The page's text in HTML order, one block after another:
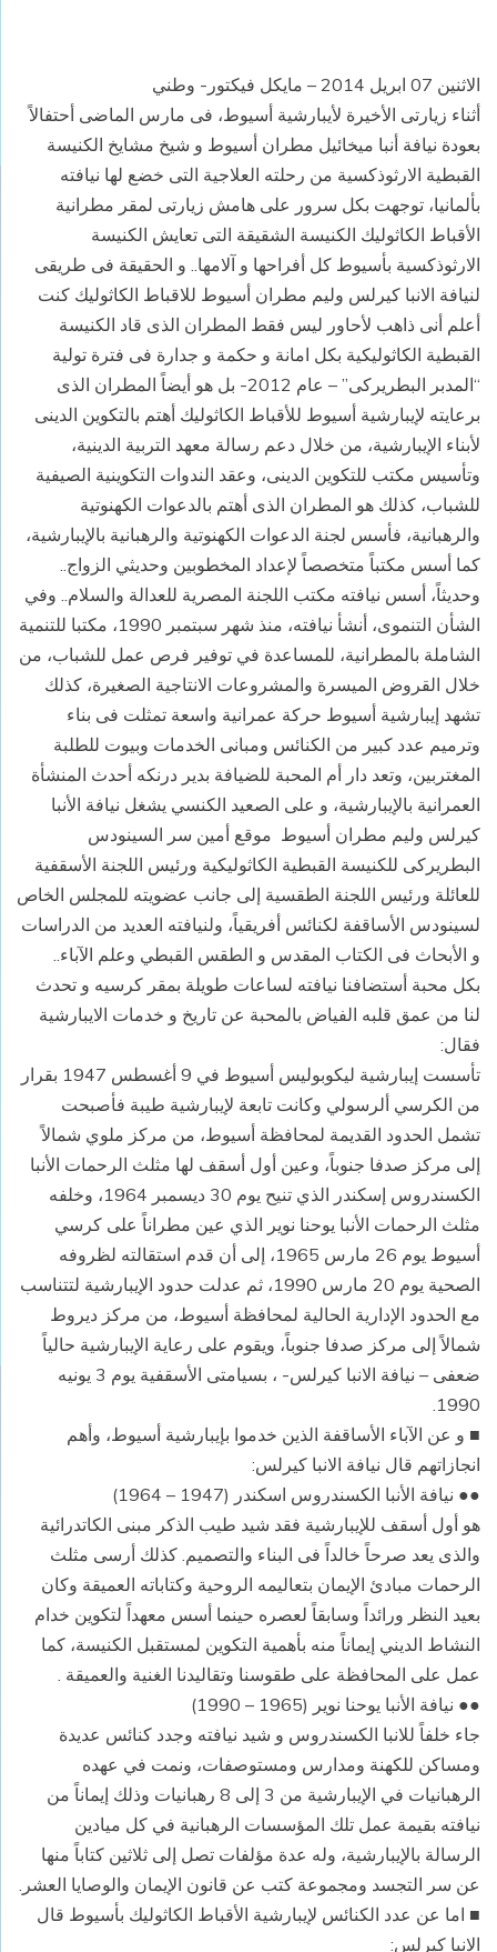
الاثنين 07 ابريل 2014 – مايكل فيكتور- وطني
أثناء زيارتى الأخيرة لأيبارشية أسيوط، فى مارس الماضى أحتفالاً
بعودة نيافة أنبا ميخائيل مطران أسيوط و شيخ مشايخ الكنيسة
القبطية الارثوذكسية من رحلته العلاجية التى خضع لها نيافته
بألمانيا، توجهت بكل سرور على هامش زيارتى لمقر مطرانية
الأقباط الكاثوليك الكنيسة الشقيقة التى تعايش الكنيسة
الارثوذكسية بأسيوط كل أفراحها و آلامها.. و الحقيقة فى طريقى
لنيافة الانبا كيرلس وليم مطران أسيوط للاقباط الكاثوليك كنت
أعلم أنى ذاهب لأحاور ليس فقط المطران الذى قاد الكنيسة
القبطية الكاثوليكية بكل امانة و حكمة و جدارة فى فترة تولية
“المدبر البطريركى” – عام 2012- بل هو أيضاً المطران الذى
برعايته لإيبارشية أسيوط للأقباط الكاثوليك أهتم بالتكوين الدينى
لأبناء الإيبارشية، من خلال دعم رسالة معهد التربية الدينية،
وتأسيس مكتب للتكوين الدينى، وعقد الندوات التكوينية الصيفية
للشباب، كذلك هو المطران الذى أهتم بالدعوات الكهنوتية
والرهبانية، فأسس لجنة الدعوات الكهنوتية والرهبانية بالإيبارشية،
كما أسس مكتباً متخصصاً لإعداد المخطوبين وحديثي الزواج..
وحديثاً، أسس نيافته مكتب اللجنة المصرية للعدالة والسلام.. وفي
الشأن التنموى، أنشأ نيافته، منذ شهر سبتمبر 1990، مكتبا للتنمية
الشاملة بالمطرانية، للمساعدة في توفير فرص عمل للشباب، من
خلال القروض الميسرة والمشروعات الانتاجية الصغيرة، كذلك
تشهد إيبارشية أسيوط حركة عمرانية واسعة تمثلت فى بناء
وترميم عدد كبير من الكنائس ومبانى الخدمات وبيوت للطلبة
المغتربين، وتعد دار أم المحبة للضيافة بدير درنكه أحدث المنشأة
العمرانية بالإيبارشية، و على الصعيد الكنسي يشغل نيافة الأنبا
كيرلس وليم مطران أسيوط موقع أمين سر السينودس
البطريركى للكنيسة القبطية الكاثوليكية ورئيس اللجنة الأسقفية
للعائلة ورئيس اللجنة الطقسية إلى جانب عضويته للمجلس الخاص
لسينودس الأساقفة لكنائس أفريقياً، ولنيافته العديد من الدراسات
و الأبحاث فى الكتاب المقدس و الطقس القبطي وعلم الآباء..
بكل محبة أستضافنا نيافته لساعات طويلة بمقر كرسيه و تحدث
لنا من عمق قلبه الفياض بالمحبة عن تاريخ و خدمات الايبارشية
فقال:
تأسست إيبارشية ليكوبوليس أسيوط في 9 أغسطس 1947 بقرار
من الكرسي ألرسولي وكانت تابعة لإيبارشية طيبة فأصبحت
تشمل الحدود القديمة لمحافظة أسيوط، من مركز ملوي شمالاً
إلى مركز صدفا جنوباً، وعين أول أسقف لها مثلث الرحمات الأنبا
الكسندروس إسكندر الذي تنيح يوم 30 ديسمبر 1964، وخلفه
مثلث الرحمات الأنبا يوحنا نوير الذي عين مطراناً على كرسي
أسيوط يوم 26 مارس 1965، إلى أن قدم استقالته لظروفه
الصحية يوم 20 مارس 1990، ثم عدلت حدود الإيبارشية لتتناسب
مع الحدود الإدارية الحالية لمحافظة أسيوط، من مركز ديروط
شمالاً إلى مركز صدفا جنوباً، ويقوم على رعاية الإيبارشية حالياً
ضعفى – نيافة الانبا كيرلس- ، بسيامتى الأسقفية يوم 3 يونيه
1990.
■ و عن الآباء الأساقفة الذين خدموا بإيبارشية أسيوط، وأهم
انجازاتهم قال نيافة الانبا كيرلس:
●● نيافة الأنبا الكسندروس اسكندر (1947 – 1964)
هو أول أسقف للإيبارشية فقد شيد طيب الذكر مبنى الكاتدرائية
والذى يعد صرحاً خالداً فى البناء والتصميم. كذلك أرسى مثلث
الرحمات مبادئ الإيمان بتعاليمه الروحية وكتاباته العميقة وكان
بعيد النظر ورائداً وسابقاً لعصره حينما أسس معهداً لتكوين خدام
النشاط الديني إيماناً منه بأهمية التكوين لمستقبل الكنيسة، كما
عمل على المحافظة على طقوسنا وتقاليدنا الغنية والعميقة .
●● نيافة الأنبا يوحنا نوير (1965 – 1990)
جاء خلفاً للانبا الكسندروس و شيد نيافته وجدد كنائس عديدة
ومساكن للكهنة ومدارس ومستوصفات، ونمت في عهده
الرهبانيات في الإيبارشية من 3 إلى 8 رهبانيات وذلك إيماناً من
نيافته بقيمة عمل تلك المؤسسات الرهبانية في كل ميادين
الرسالة بالإيبارشية، وله عدة مؤلفات تصل إلى ثلاثين كتاباً منها
عن سر التجسد ومجموعة كتب عن قانون الإيمان والوصايا العشر.
■ اما عن عدد الكنائس لإيبارشية الأقباط الكاثوليك بأسيوط قال
الانبا كيرلس: